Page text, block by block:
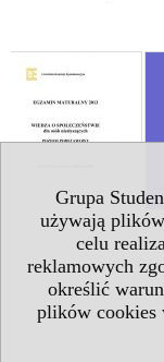
Grupa
używają
celu
reklamowych
określić
plików cookies